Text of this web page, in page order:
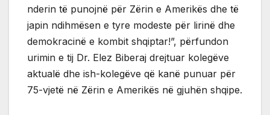
nderin të punojnë për Zërin e Amerikës dhe të
japin ndihmësen e tyre modeste për lirinë dhe
demokracinë e kombit shqiptar!”, përfundon
urimin e tij Dr. Elez Biberaj drejtuar kolegëve
aktualë dhe ish-kolegëve që kanë punuar për
75-vjetë në Zërin e Amerikës në gjuhën shqipe.